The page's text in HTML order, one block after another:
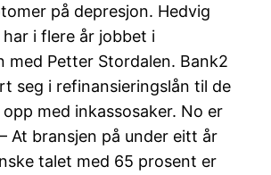
på depresjon. Hedvig
i flere år jobbet i
med Petter Stordalen. Bank2
seg i refinansieringslån til de
med inkassosaker. No er
At bransjen på under eitt år
talet med 65 prosent er